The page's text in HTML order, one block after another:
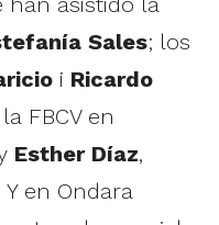
Sales; los
i Ricardo
FBCV en
Esther Díaz,
en Ondara